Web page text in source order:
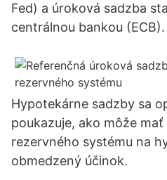
Fed) a úroková sadzba
centrálnou bankou (ECB).
Hypotekárne sadzby sa
poukazuje, ako môže
rezervného systému na
obmedzený účinok.